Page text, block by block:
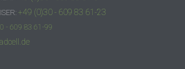
+49 (0)30 - 609 83 61-23
- 609 83 61-99